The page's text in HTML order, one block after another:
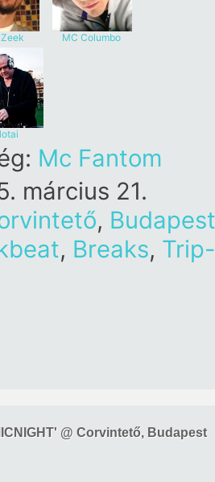
MC Columbo
Mc Fantom
március 21.
, Budapest
, Breaks,
@ Corvintető, Budapest